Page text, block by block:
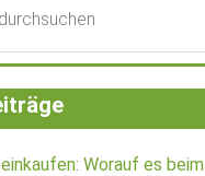
Worauf es